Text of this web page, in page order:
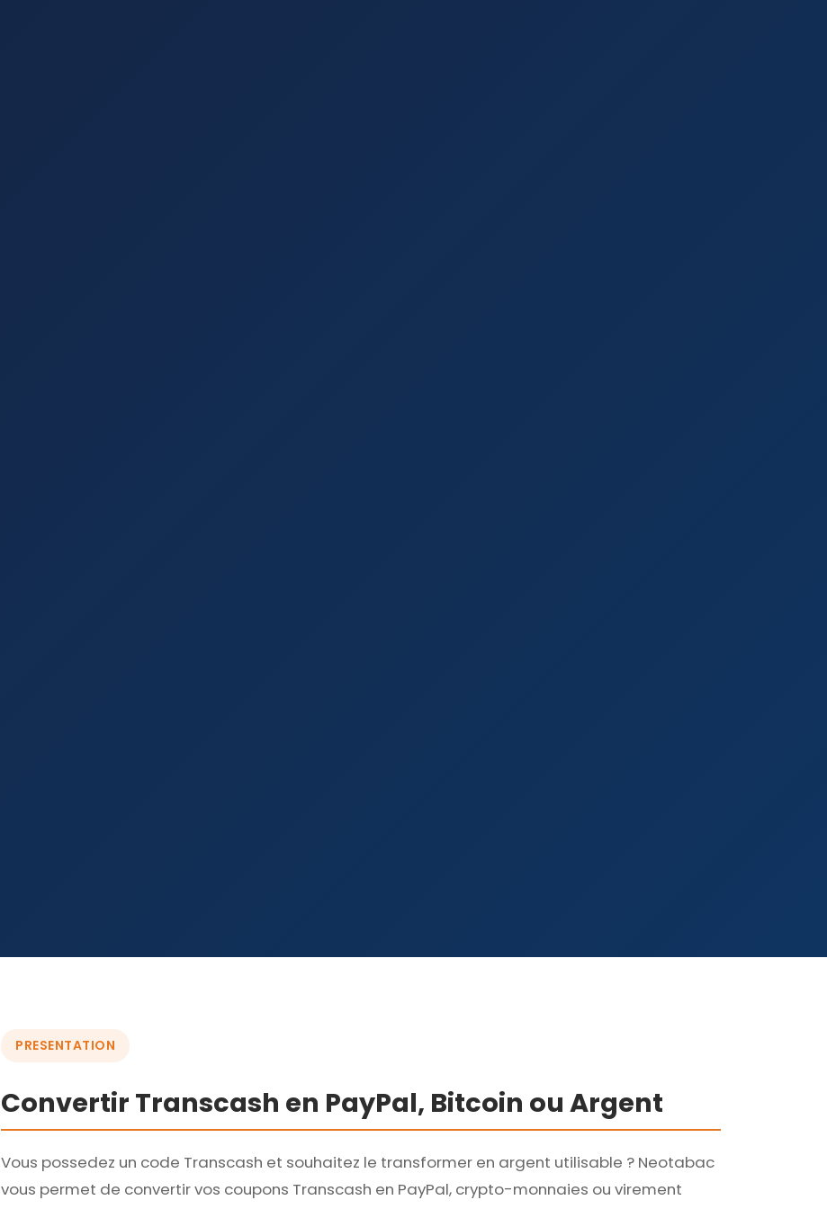
PRESENTATION
Convertir Transcash en PayPal, Bitcoin ou Argent
Vous possedez un code Transcash et souhaitez le transformer en argent utilisable ? Neotabac
vous permet de convertir vos coupons Transcash en PayPal, crypto-monnaies ou virement